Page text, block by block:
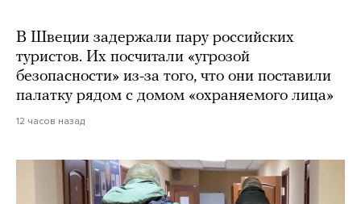
В Швеции задержали пару российских
туристов. Их посчитали «угрозой
безопасности» из-за того, что они поставили
палатку рядом с домом «охраняемого лица»
12 часов назад